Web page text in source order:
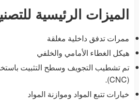
الميزات الرئيسية
ممرات تدفق داخلية مغلقة
هيكل الغطاء الأمامي والخلفي
تم تشطيب التجويف وسطح التثبيت
(CNC).
خيارات تتبع المواد وموازنة المواد